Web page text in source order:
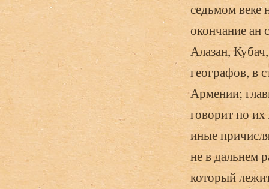
седьмом веке
окончание ан
Алазан,
географов, в
Армении;
говорит по
иные
не в дальнем
который